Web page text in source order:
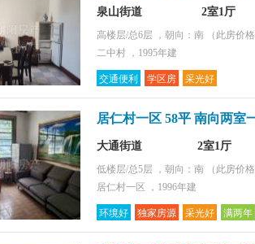
泉山街道 2室1厅
高楼层/总6层 ，朝向：南
（此房价
二中村 ，1995年建
交通便利 学区房 采光好
居仁村一区 58平 南向两室
大通街道 2室1厅
低楼层/总5层 ，朝向：南
（此房价
居仁村一区 ，1996年建
环境好 独家房源 采光好 满两年